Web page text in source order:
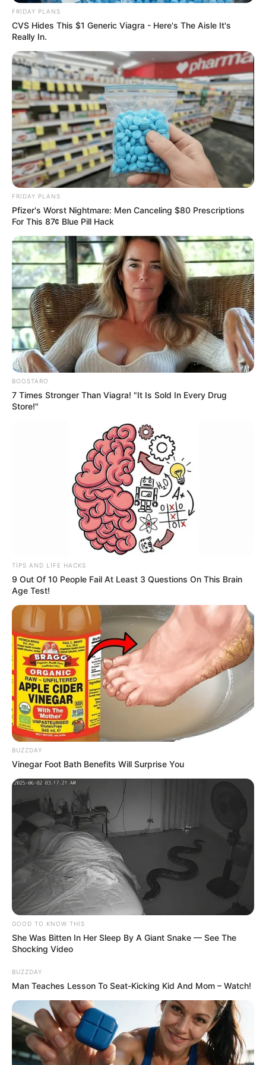
Digər xəbərlər
17:15 / 06 Avqust 2026 CƏMİYYƏT
Bakı-Qazax yolunda qəza -Yaralılar var -
VİDEO
34 0 0
16:55 / 06 Avqust 2026
Dövlət dəstəyi almaq istəyən özəl
bağçalar üçün
54
16:40 / 06 Avqust 2026
Kiberhücumçular brauzer yeniləməsi adı
iləvirus yayırlar
FRIDAY PLANS
CVS Hides This $1 Generic Viagra - Here's The Aisle It's
Really In.
FRIDAY PLANS
Pfizer's Worst Nightmare: Men Canceling $80 Prescriptions
For This 87¢ Blue Pill Hack
BOOSTARO
7 Times Stronger Than Viagra! "It Is Sold In Every Drug
Store!"
TIPS AND LIFE HACKS
9 Out Of 10 People Fail At Least 3 Questions On This Brain
Age Test!
BUZZDAY
Vinegar Foot Bath Benefits Will Surprise You
GOOD TO KNOW THIS
She Was Bitten In Her Sleep By A Giant Snake — See The
Shocking Video
BUZZDAY
Man Teaches Lesson To Seat-Kicking Kid And Mom – Watch!